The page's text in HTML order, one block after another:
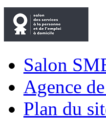
Salon
Agence
Plan du